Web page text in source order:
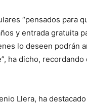
“pensados para
y entrada
lo deseen podrán
ha dicho,
Llera, ha